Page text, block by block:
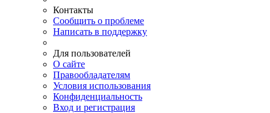
Контакты
Сообщить о проблеме
Написать в поддержку
Для пользователей
О сайте
Правообладателям
Условия использования
Конфиденциальность
Вход и регистрация